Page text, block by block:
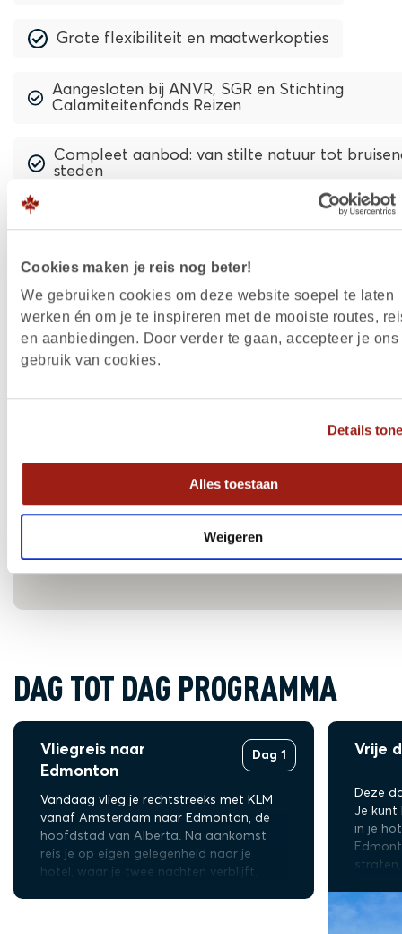
Cookies maken je reis nog beter!
We gebruiken cookies om deze website soepel te laten
werken én om je te inspireren met de mooiste routes,
en aanbiedingen. Door verder te gaan, accepteer je ons
gebruik van cookies.
Details
Alles toestaan
Weigeren
Grote flexibiliteit en maatwerkopties
Aangesloten bij ANVR, SGR en Stichting
Calamiteitenfonds Reizen
Compleet aanbod: van stilte natuur tot
steden
OP DE KAART
DAG TOT DAG PROGRAMMA
Dag 1
Vliegreis naar
Edmonton
Vandaag vlieg je rechtstreeks met KLM
vanaf Amsterdam naar Edmonton, de
hoofdstad van Alberta. Na aankomst
reis je op eigen gelegenheid naar je
hotel, waar je twee nachten verblijft.
Vrije
Deze
Je kunt
in je
de